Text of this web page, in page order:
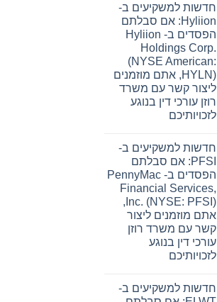
על
חדשות
למשקיעים
ב-
Ensign:
אם
סבלתם
הפסדים
ב-
The
Ensign
Group,
Inc.
אתם
מוזמנים
ליצור
קשר
משרד
רוזן
עורכי
דין
בנוגע
לזכויותיכם
חדשות למשקיעים ב-
Hyliion: אם סבלתם
הפסדים ב- Hyliion
Holdings Corp.
(NYSE American:
HYLN), אתם מוזמנים
ליצור קשר עם משרד
רוזן עורכי דין בנוגע
לזכויותיכם
על
חדשות
למשקיעים
ב-
Hyliion:
אם
סבלתם
הפסדים
ב-
Hyliion
Holdings
Corp.
(NYSE
אתם
מוזמנים
חדשות למשקיעים ב-
PFSI: אם סבלתם
הפסדים ב- PennyMac
Financial Services,
Inc. (NYSE: PFSI),
אתם מוזמנים ליצור
קשר עם משרד רוזן
עורכי דין בנוגע
לזכויותיכם
על
חדשות
חדשות למשקיעים ב-